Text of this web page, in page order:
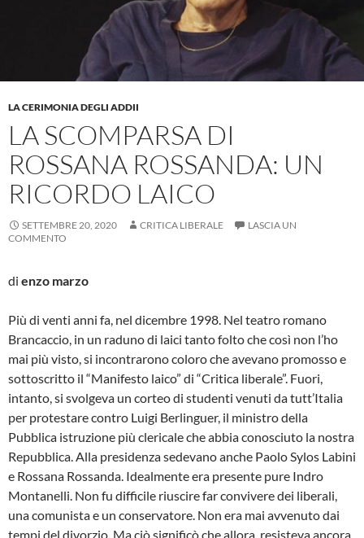
LA CERIMONIA DEGLI ADDII
LA SCOMPARSA DI
ROSSANA ROSSANDA: UN
RICORDO LAICO
SETTEMBRE 20, 2020 CRITICA LIBERALE
LASCIA UN
COMMENTO
di enzo marzo
Più di venti anni fa, nel dicembre 1998. Nel teatro romano
Brancaccio, in un raduno di laici tanto folto che così non l’ho
mai più visto, si incontrarono coloro che avevano promosso e
sottoscritto il “Manifesto laico” di “Critica liberale”. Fuori,
intanto, si svolgeva un corteo di studenti venuti da tutt’Italia
per protestare contro Luigi Berlinguer, il ministro della
Pubblica istruzione più clericale che abbia conosciuto la nostra
Repubblica. Alla presidenza sedevano anche Paolo Sylos Labini
e Rossana Rossanda. Idealmente era presente pure Indro
Montanelli. Non fu difficile riuscire far convivere dei liberali,
una comunista e un conservatore. Non era mai avvenuto dai
tempi del divorzio. Ma ciò significò che allora resisteva ancora